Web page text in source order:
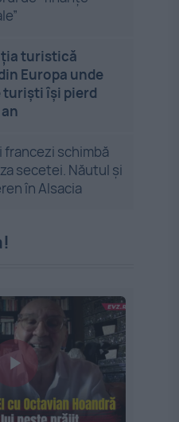
turistică
Europa unde
turiști își pierd
francezi schimbă
secetei. Năutul și
în Alsacia